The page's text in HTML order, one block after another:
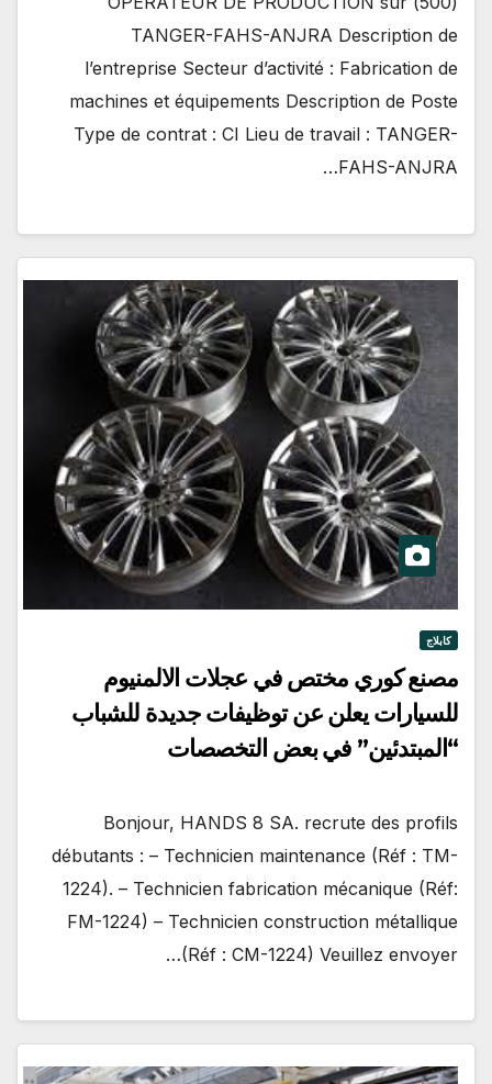
TANGER-FAHS-ANJRA Description de
l’entreprise Secteur d’activité : Fabrication de
machines et équipements Description de Poste
Type de contrat : CI Lieu de travail : TANGER-
FAHS-ANJRA…
كابلاج
مصنع كوري مختص في عجلات الالمنيوم
للسيارات يعلن عن توظيفات جديدة للشباب
“المبتدئين” في بعض التخصصات
Bonjour, HANDS 8 SA. recrute des profils
débutants : – Technicien maintenance (Réf : TM-
1224). – Technicien fabrication mécanique (Réf:
FM-1224) – Technicien construction métallique
(Réf : CM-1224) Veuillez envoyer…